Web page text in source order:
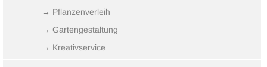
→ Pflanzenverleih
→ Gartengestaltung
→ Kreativservice